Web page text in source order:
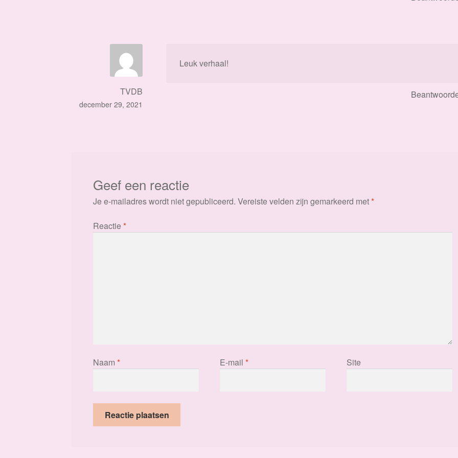
TVDB
december 29, 2021
Leuk verhaal!
Geef een reactie
Je e-mailadres wordt niet gepubliceerd. Vereiste velden zijn gemarkeerd met*
Reactie*
Naam * E-mail * Site